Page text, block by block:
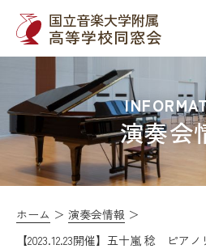
国立音楽大学附属
高等学校同窓会
演奏会
ホーム
演奏会情報
【2023.12.23開催】五十嵐 稔 ピア